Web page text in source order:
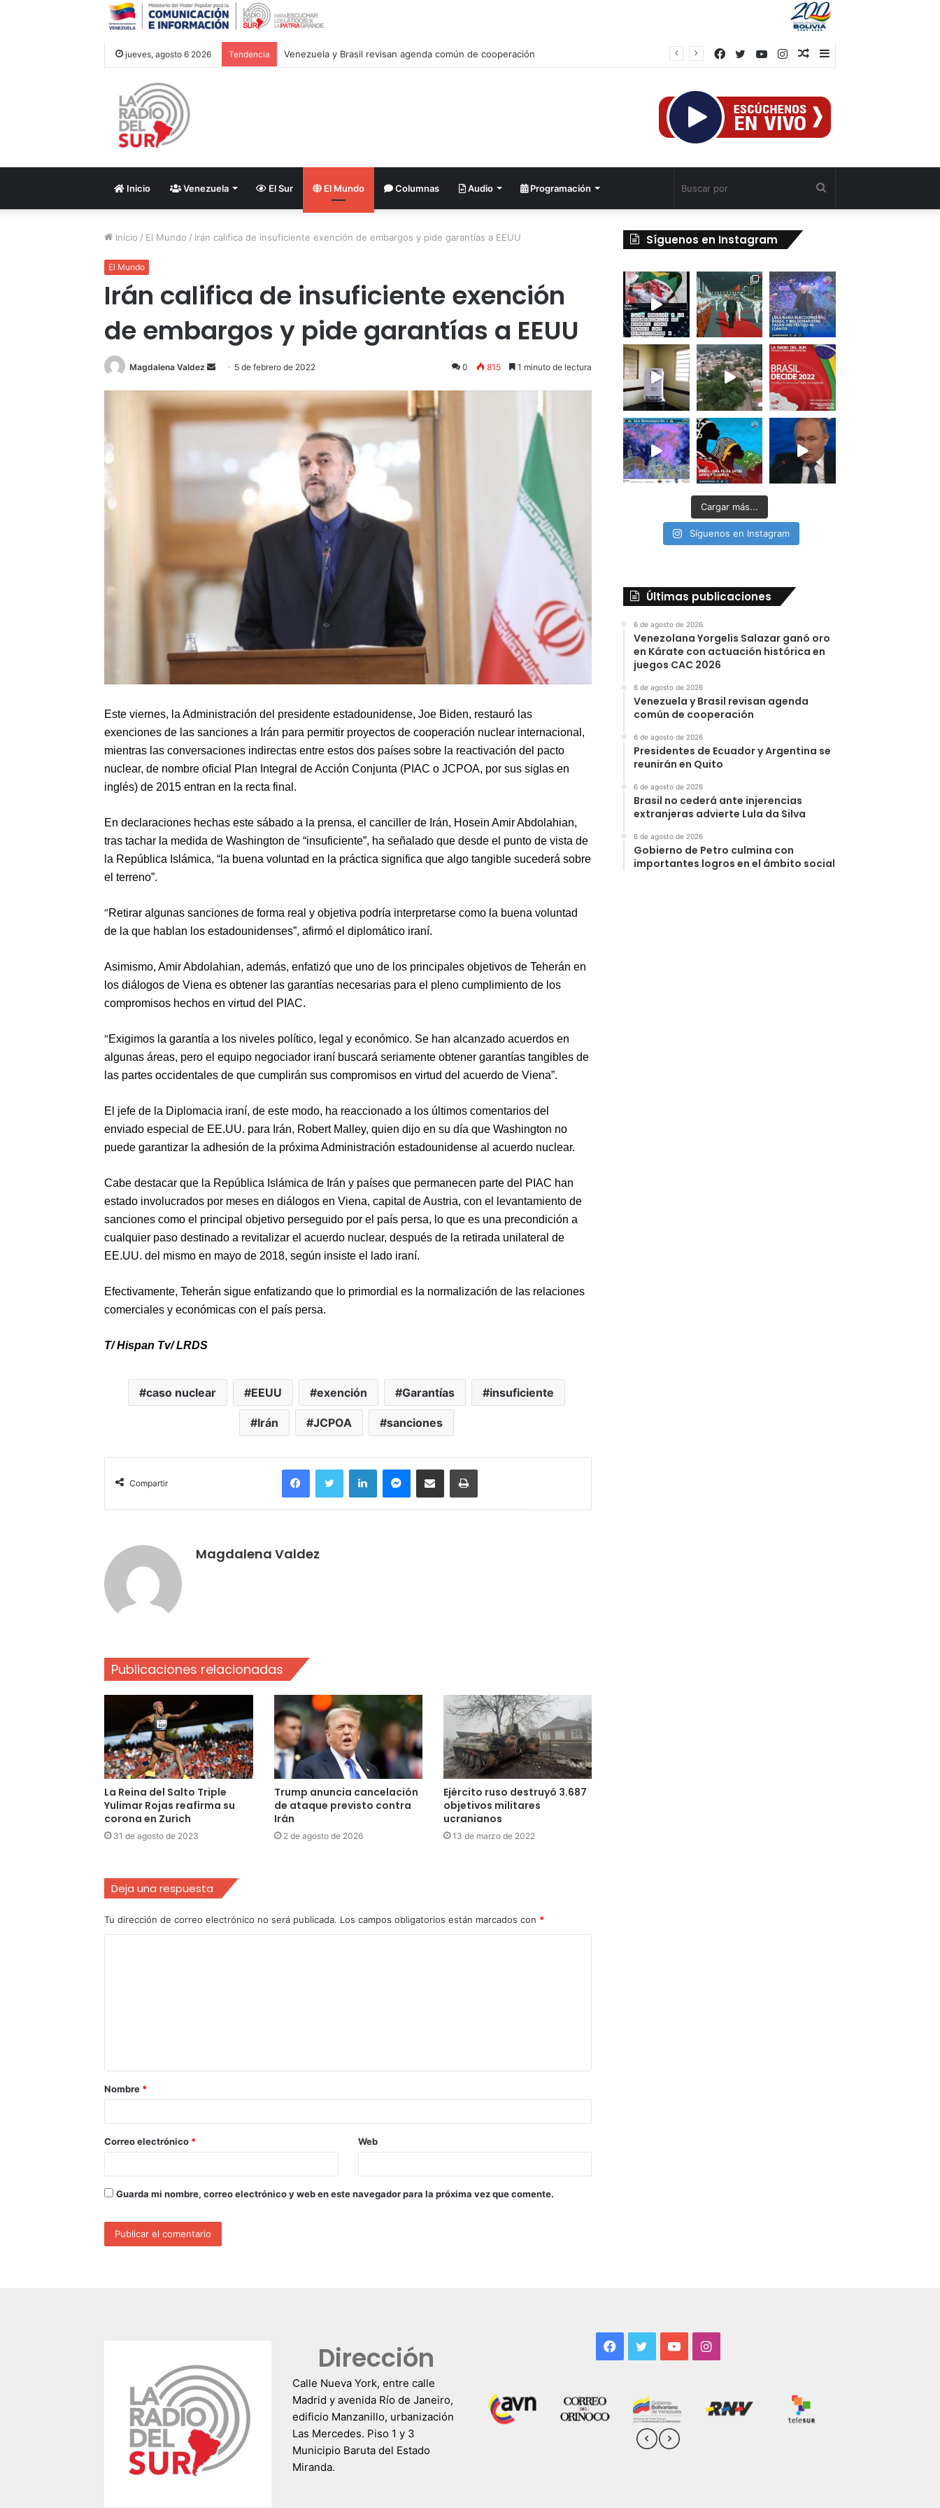
jueves, agosto 6 2026 Tendencia Venezuela y Brasil revisan agenda común de cooperación
Barra
Publicación
azar
Instagram
YouTube
Twitter
Facebook
Inicio Venezuela El Sur El Mundo Columnas Audio Programación
Inicio / El Mundo / Irán califica de insuficiente exención de embargos y pide garantías a EEUU
El Mundo
Irán califica de insuficiente exención
de embargos y pide garantías a EEUU
Magdalena Valdez
Send
email
5 de febrero de 2022 0 815 1 minuto de lectura
Este viernes, la Administración del presidente estadounidense, Joe Biden, restauró las
exenciones de las sanciones a Irán para permitir proyectos de cooperación nuclear internacional,
mientras las conversaciones indirectas entre estos dos países sobre la reactivación del pacto
nuclear, de nombre oficial Plan Integral de Acción Conjunta (PIAC o JCPOA, por sus siglas en
inglés) de 2015 entran en la recta final.
En declaraciones hechas este sábado a la prensa, el canciller de Irán, Hosein Amir Abdolahian,
tras tachar la medida de Washington de “insuficiente”, ha señalado que desde el punto de vista de
la República Islámica, “la buena voluntad en la práctica significa que algo tangible sucederá sobre
el terreno”.
“Retirar algunas sanciones de forma real y objetiva podría interpretarse como la buena voluntad
de la que hablan los estadounidenses”,afirmó el diplomático iraní.
Asimismo, Amir Abdolahian, además, enfatizó que uno de los principales objetivos de Teherán en
los diálogos de Viena es obtener las garantías necesarias para el pleno cumplimiento de los
compromisos hechos en virtud del PIAC.
“Exigimos la garantía a los niveles político, legal y económico. Se han alcanzado acuerdos en
algunas áreas, pero el equipo negociador iraní buscará seriamente obtener garantías tangibles de
las partes occidentales de que cumplirán sus compromisos en virtud del acuerdo de Viena”.
El jefe de la Diplomacia iraní, de este modo, ha reaccionado a los últimos comentarios del
enviado especial de EE.UU. para Irán, Robert Malley, quien dijo en su día que Washington no
puede garantizar la adhesión de la próxima Administración estadounidense al acuerdo nuclear.
Cabe destacar que la República Islámica de Irán y países que permanecen parte del PIAC han
estado involucrados por meses en diálogos en Viena, capital de Austria, con el levantamiento de
sanciones como el principal objetivo perseguido por el país persa, lo que es una precondición a
cualquier paso destinado a revitalizar el acuerdo nuclear, después de la retirada unilateral de
EE.UU. del mismo en mayo de 2018, según insiste el lado iraní.
Efectivamente, Teherán sigue enfatizando que lo primordial es la normalización de las relaciones
comerciales y económicas con el país persa.
T/ Hispan Tv/ LRDS
caso nuclear EEUU exención Garantías insuficiente
Irán JCPOA sanciones
Compartir
FacebookTwitter LinkedInMessengerCompartir por correo electrónicoImprimir
Magdalena Valdez
Publicaciones relacionadas
La Reina del Salto Triple
Yulimar Rojas reafirma su
corona en Zurich
31 de agosto de 2023
Trump anuncia cancelación
de ataque previsto contra
Irán
2 de agosto de 2026
Ejército ruso destruyó 3.687
objetivos militares
ucranianos
13 de marzo de 2022
Deja una respuesta
Tu dirección de correo electrónico no será publicada. Los campos obligatorios están marcados con *
Nombre *
Correo electrónico * Web
Guarda mi nombre, correo electrónico y web en este navegador para la próxima vez que comente.
Síguenos en Instagram
Cargar más...
Síguenos en Instagram
Últimas publicaciones
6 de agosto de 2026
Venezolana Yorgelis Salazar ganó oro
en Kárate con actuación histórica en
juegos CAC 2026
6 de agosto de 2026
Venezuela y Brasil revisan agenda
común de cooperación
6 de agosto de 2026
Presidentes de Ecuador y Argentina se
reunirán en Quito
6 de agosto de 2026
Brasil no cederá ante injerencias
extranjeras advierte Lula da Silva
6 de agosto de 2026
Gobierno de Petro culmina con
importantes logros en el ámbito social
Dirección
Calle Nueva York, entre calle
Madrid y avenida Río de Janeiro,
edificio Manzanillo, urbanización
Las Mercedes. Piso 1 y 3
Municipio Baruta del Estado
Miranda.
Facebook
TwitterYouTubeInstagram